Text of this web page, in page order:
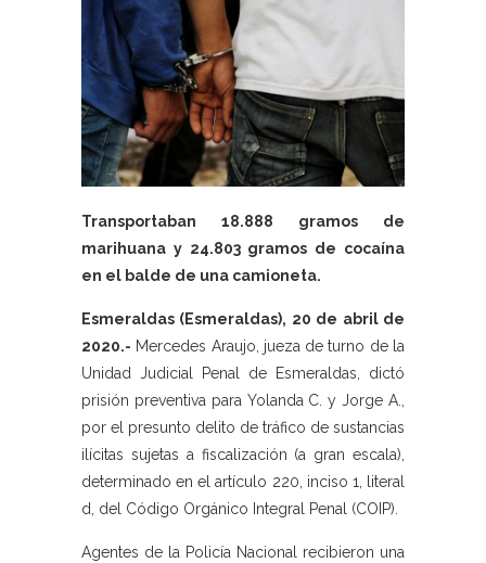
Transportaban 18.888 gramos de
marihuana y 24.803 gramos de cocaína
en el balde de una camioneta.
Esmeraldas (Esmeraldas), 20 de abril de
2020.- Mercedes Araujo, jueza de turno de la
Unidad Judicial Penal de Esmeraldas, dictó
prisión preventiva para Yolanda C. y Jorge A.,
por el presunto delito de tráfico de sustancias
ilícitas sujetas a fiscalización (a gran escala),
determinado en el artículo 220, inciso 1, literal
d, del Código Orgánico Integral Penal (COIP).
Agentes de la Policía Nacional recibieron una